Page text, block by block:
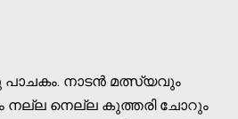
പാചകം. നാടന്‍ മത്സ്യവും
നല്ല നെല്ല കുത്തരി ചോറും